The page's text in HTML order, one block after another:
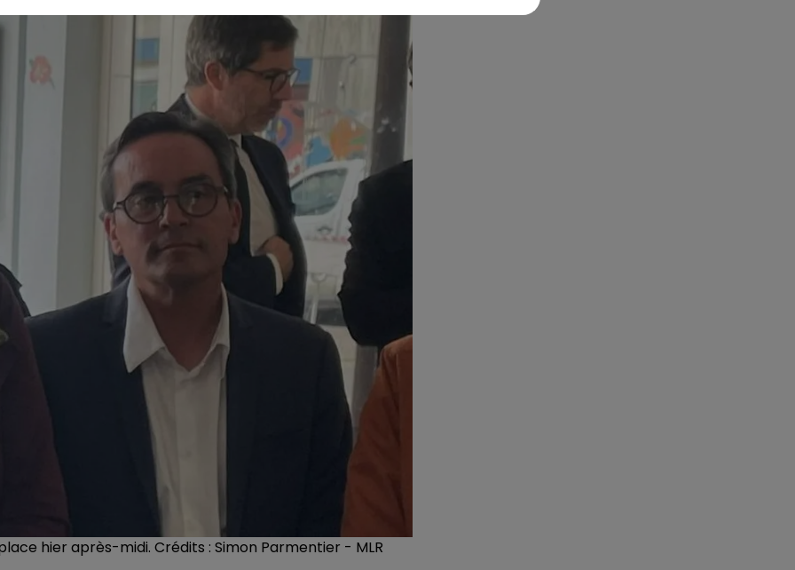
hier après-midi. Crédits : Simon Parmentier - MLR